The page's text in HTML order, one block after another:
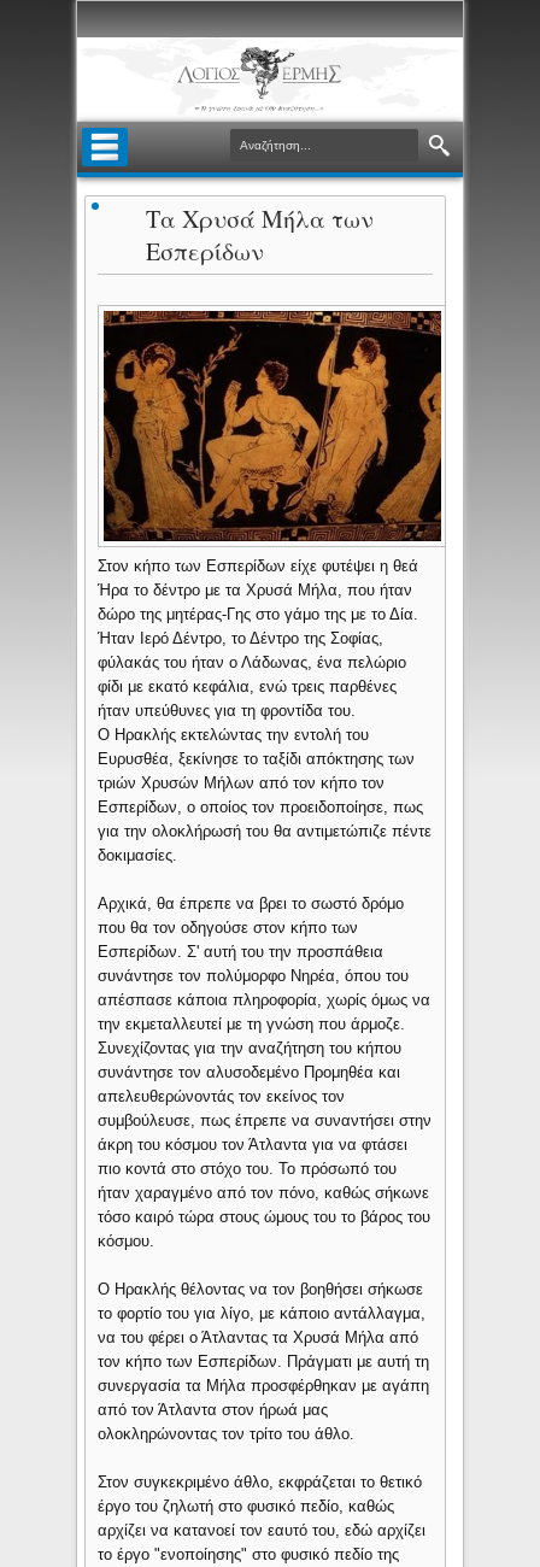
Τα Χρυσά Μήλα των
Εσπερίδων
Στον κήπο των Εσπερίδων είχε φυτέψει η θεά
Ήρα το δέντρο με τα Χρυσά Μήλα, που ήταν
δώρο της μητέρας-Γης στο γάμο της με το Δία.
Ήταν Ιερό Δέντρο, το Δέντρο της Σοφίας,
φύλακάς του ήταν ο Λάδωνας, ένα πελώριο
φίδι με εκατό κεφάλια, ενώ τρεις παρθένες
ήταν υπεύθυνες για τη φροντίδα του.
Ο Ηρακλής εκτελώντας την εντολή του
Ευρυσθέα, ξεκίνησε το ταξίδι απόκτησης των
τριών Χρυσών Μήλων από τον κήπο τον
Εσπερίδων, ο οποίος τον προειδοποίησε, πως
για την ολοκλήρωσή του θα αντιμετώπιζε πέντε
δοκιμασίες.
Αρχικά, θα έπρεπε να βρει το σωστό δρόμο
που θα τον οδηγούσε στον κήπο των
Εσπερίδων. Σ' αυτή του την προσπάθεια
συνάντησε τον πολύμορφο Νηρέα, όπου του
απέσπασε κάποια πληροφορία, χωρίς όμως να
την εκμεταλλευτεί με τη γνώση που άρμοζε.
Συνεχίζοντας για την αναζήτηση του κήπου
συνάντησε τον αλυσοδεμένο Προμηθέα και
απελευθερώνοντάς τον εκείνος τον
συμβούλευσε, πως έπρεπε να συναντήσει στην
άκρη του κόσμου τον Άτλαντα για να φτάσει
πιο κοντά στο στόχο του. Το πρόσωπό του
ήταν χαραγμένο από τον πόνο, καθώς σήκωνε
τόσο καιρό τώρα στους ώμους του το βάρος του
κόσμου.
Ο Ηρακλής θέλοντας να τον βοηθήσει σήκωσε
το φορτίο του για λίγο, με κάποιο αντάλλαγμα,
να του φέρει ο Άτλαντας τα Χρυσά Μήλα από
τον κήπο των Εσπερίδων. Πράγματι με αυτή τη
συνεργασία τα Μήλα προσφέρθηκαν με αγάπη
από τον Άτλαντα στον ήρωά μας
ολοκληρώνοντας τον τρίτο του άθλο.
Στον συγκεκριμένο άθλο, εκφράζεται το θετικό
έργο του ζηλωτή στο φυσικό πεδίο, καθώς
αρχίζει να κατανοεί τον εαυτό του, εδώ αρχίζει
το έργο "ενοποίησης" στο φυσικό πεδίο της